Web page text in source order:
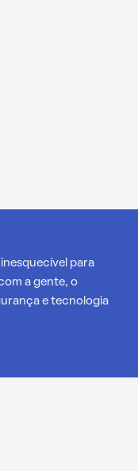
para
a gente, o
e tecnologia